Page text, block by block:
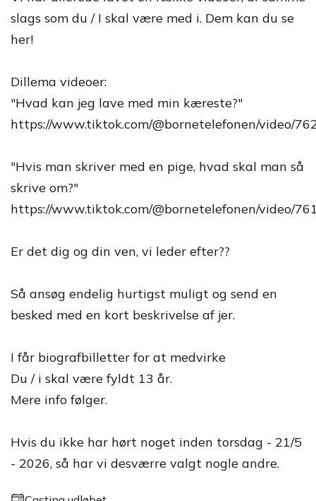
slags som du / I skal være med i. Dem kan du se
her!
Dillema videoer:
"Hvad kan jeg lave med min kæreste?"
https://www.tiktok.com/@bornetelefonen/video/
"Hvis man skriver med en pige, hvad skal man så
skrive om?"
https://www.tiktok.com/@bornetelefonen/video/
Er det dig og din ven, vi leder efter??
Så ansøg endelig hurtigst muligt og send en
besked med en kort beskrivelse af jer.
I får biografbilletter for at medvirke
Du / i skal være fyldt 13 år.
Mere info følger.
Hvis du ikke har hørt noget inden torsdag - 21/5
- 2026, så har vi desværre valgt nogle andre.